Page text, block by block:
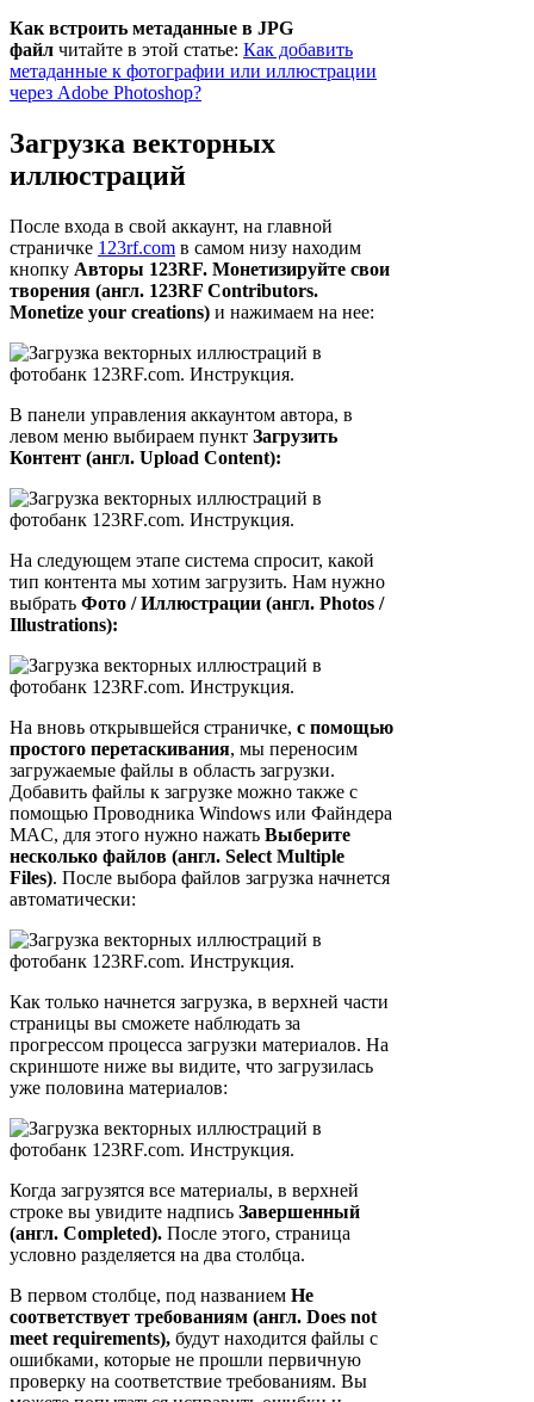
Как встроить метаданные в JPG
файл читайте в этой статье: Как добавить
метаданные к фотографии или иллюстрации
через Adobe Photoshop?
Загрузка векторных
иллюстраций
После входа в свой аккаунт, на главной
страничке 123rf.com в самом низу находим
кнопку Авторы 123RF. Монетизируйте свои
творения (англ. 123RF Contributors.
Monetize your creations) и нажимаем на нее:
В панели управления аккаунтом автора, в
левом меню выбираем пункт Загрузить
Контент (англ. Upload Content):
На следующем этапе система спросит, какой
тип контента мы хотим загрузить. Нам нужно
выбрать Фото / Иллюстрации (англ. Photos /
Illustrations):
На вновь открывшейся страничке, с помощью
простого перетаскивания, мы переносим
загружаемые файлы в область загрузки.
Добавить файлы к загрузке можно также с
помощью Проводника Windows или Файндера
MAC, для этого нужно нажать Выберите
несколько файлов (англ. Select Multiple
Files). После выбора файлов загрузка начнется
автоматически:
Как только начнется загрузка, в верхней части
страницы вы сможете наблюдать за
прогрессом процесса загрузки материалов. На
скриншоте ниже вы видите, что загрузилась
уже половина материалов:
Когда загрузятся все материалы, в верхней
строке вы увидите надпись Завершенный
(англ. Completed). После этого, страница
условно разделяется на два столбца.
В первом столбце, под названием Не
соответствует требованиям (англ. Does not
meet requirements), будут находится файлы с
ошибками, которые не прошли первичную
проверку на соответствие требованиям. Вы